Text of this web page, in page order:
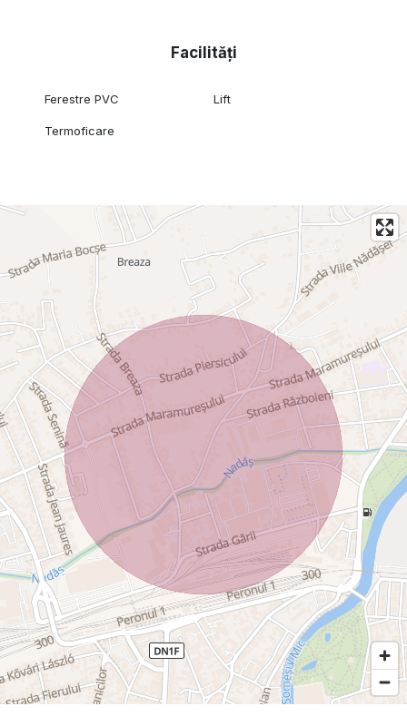
Facilități
Ferestre PVC Lift
Termoficare